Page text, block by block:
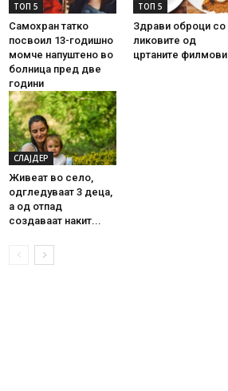
ТОП 5
Самохран татко
посвоил 13-годишно
момче напуштено во
болница пред две
години
ТОП 5
Здрави оброци со
ликовите од
цртаните филмови
СЛАЈДЕР
Живеат во село,
одгледуваат 3 деца,
а од отпад
создаваат накит...